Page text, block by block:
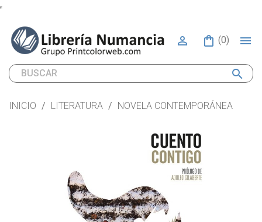
 (0) 
search
INICIO LITERATURA NOVELA CONTEMPORÁNEA